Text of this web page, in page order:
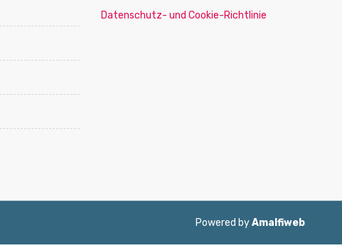
Datenschutz- und Cookie-Richtlinie
Powered byAmalfiweb